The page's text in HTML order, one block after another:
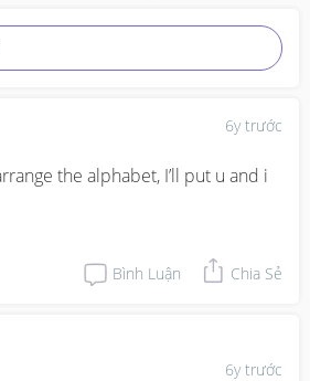
6y trước
the alphabet, I’ll put u and i
Bình Luận Chia Sẻ
6y trước